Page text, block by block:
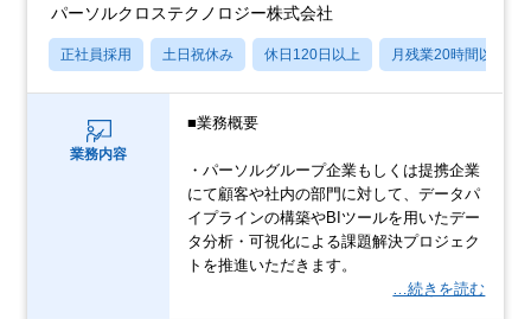
パーソルクロステクノロジー株式会社
正社員採用 土日祝休み 休日120日以上 月残業20時間以内
業務内容
■業務概要
・パーソルグループ企業もしくは提携企業
にて顧客や社内の部門に対して、データパ
イプラインの構築やBIツールを用いたデー
タ分析・可視化による課題解決プロジェク
トを推進いただきます。
…続きを読む